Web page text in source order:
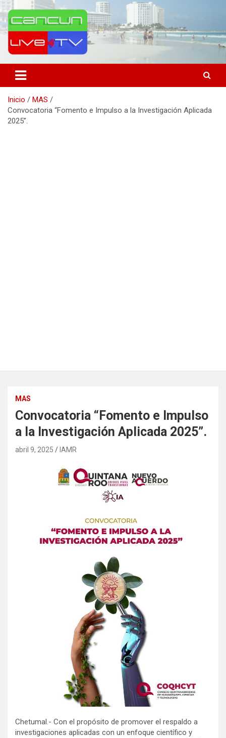
Saltar
al
contenido
Cancún Live Tv
Inicio
MAS
Convocatoria “Fomento e Impulso a la Investigación Aplicada
2025”.
MAS
Convocatoria “Fomento e Impulso
a la Investigación Aplicada 2025”.
abril 9, 2025 IAMR
Chetumal.- Con el propósito de promover el respaldo a
investigaciones aplicadas con un enfoque científico y